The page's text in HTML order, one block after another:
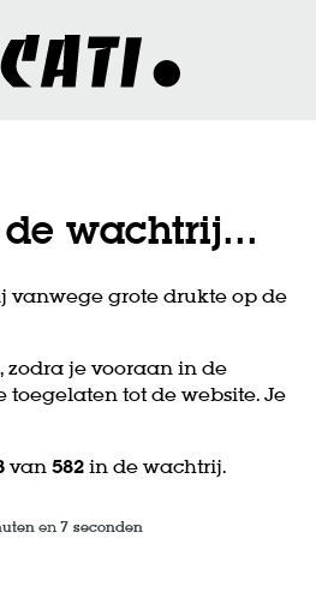
wachtrij...
vanwege grote drukte op de
zodra je vooraan in de
toegelaten tot de website. Je
van 582 in de wachtrij.
en7 seconden